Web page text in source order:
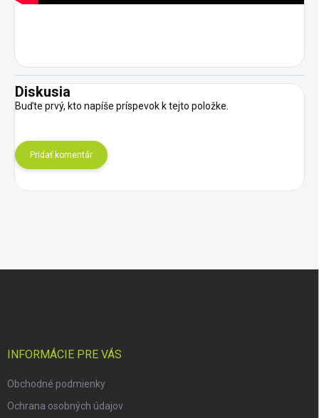
Diskusia
Buďte prvý, kto napíše príspevok k tejto položke.
Pridať komentár
INFORMÁCIE PRE VÁS
Obchodné podmienky
Ochrana osobných údajov